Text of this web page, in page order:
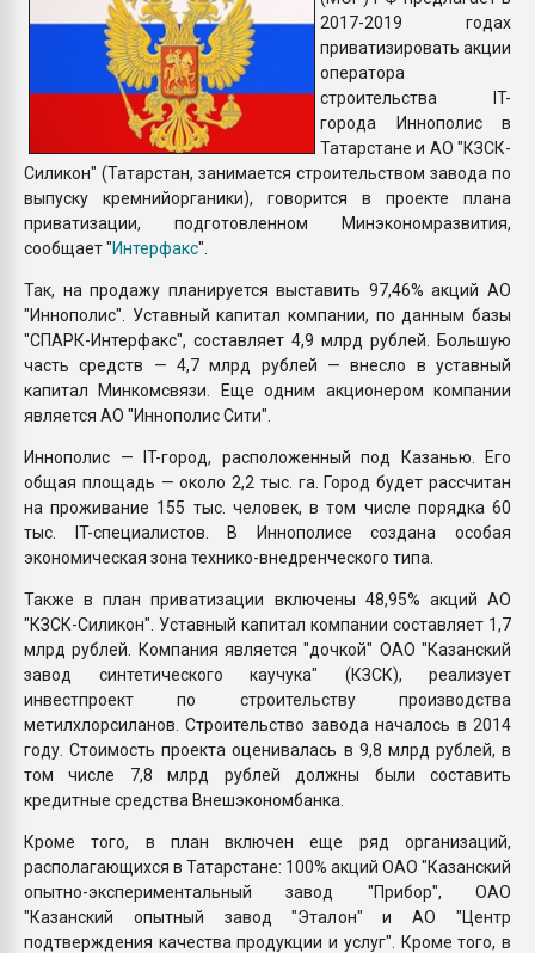
2017-2019 годах
приватизировать акции
оператора
строительства IT-
города Иннополис в
Татарстане и АО "КЗСК-
Силикон" (Татарстан, занимается строительством завода по
выпуску кремнийорганики), говорится в проекте плана
приватизации, подготовленном Минэкономразвития,
сообщает "Интерфакс".
Так, на продажу планируется выставить 97,46% акций АО
"Иннополис". Уставный капитал компании, по данным базы
"СПАРК-Интерфакс", составляет 4,9 млрд рублей. Большую
часть средств — 4,7 млрд рублей — внесло в уставный
капитал Минкомсвязи. Еще одним акционером компании
является АО "Иннополис Сити".
Иннополис — IT-город, расположенный под Казанью. Его
общая площадь — около 2,2 тыс. га. Город будет рассчитан
на проживание 155 тыс. человек, в том числе порядка 60
тыс. IT-специалистов. В Иннополисе создана особая
экономическая зона технико-внедренческого типа.
Также в план приватизации включены 48,95% акций АО
"КЗСК-Силикон". Уставный капитал компании составляет 1,7
млрд рублей. Компания является "дочкой" ОАО "Казанский
завод синтетического каучука" (КЗСК), реализует
инвестпроект по строительству производства
метилхлорсиланов. Строительство завода началось в 2014
году. Стоимость проекта оценивалась в 9,8 млрд рублей, в
том числе 7,8 млрд рублей должны были составить
кредитные средства Внешэкономбанка.
Кроме того, в план включен еще ряд организаций,
располагающихся в Татарстане: 100% акций ОАО "Казанский
опытно-экспериментальный завод "Прибор", ОАО
"Казанский опытный завод "Эталон" и АО "Центр
подтверждения качества продукции и услуг". Кроме того, в